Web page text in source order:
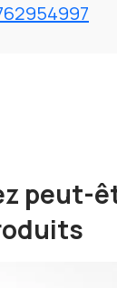
peut-